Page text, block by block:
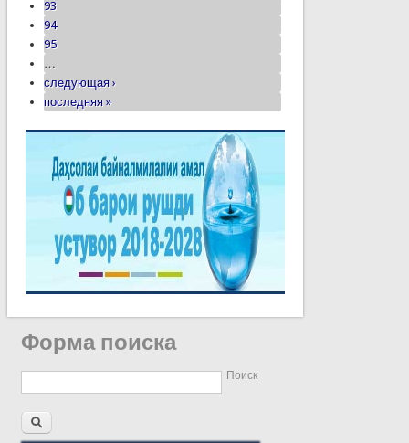
93
94
95
…
следующая ›
последняя »
Форма поиска
Поиск